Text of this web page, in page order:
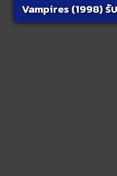
Vampires (1998) รั